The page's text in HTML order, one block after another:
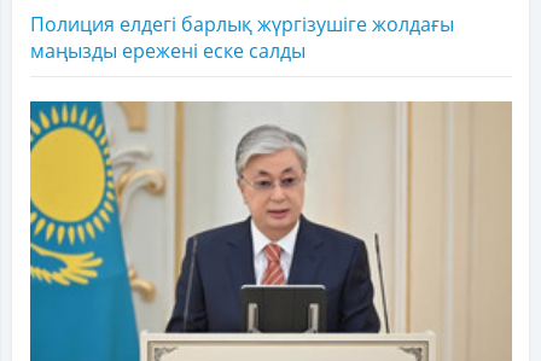
Полиция елдегі барлық жүргізушіге жолдағы
маңызды ережені еске салды